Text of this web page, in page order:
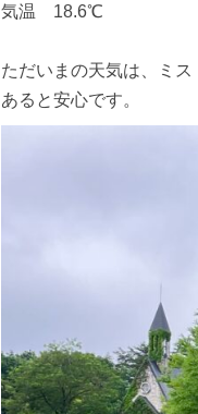
気温 18.6℃
ただいまの天気は、ミ
あると安心です。